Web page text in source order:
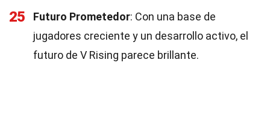
25 Futuro Prometedor: Con una base de
jugadores creciente y un desarrollo activo, el
futuro de V Rising parece brillante.